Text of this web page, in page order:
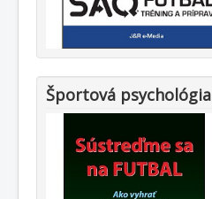
Športová psychológia